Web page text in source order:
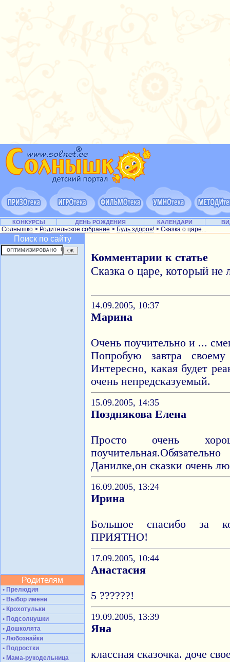
КОНКУРСЫ ДЕНЬ РОЖДЕНИЯ КАЛЕНДАРИ
Солнышко > Родительское собрание > Будь здоров! > Сказка о царе...
Поиск по сайту
Родителям
• Прелюдия
• Выбор имени
• Крохотульки
• Подсолнушки
• Дошколята
• Любознайки
• Подростки
• Мама-рукодельница
Комментарии к статье
Сказка о царе, который не
14.09.2005, 10:37
Марина
Очень поучительно и ...
Попробую завтра
Интересно, какая будет
очень непредсказуемый.
15.09.2005, 14:35
Позднякова Елена
Просто очень
Данилке,он сказки очень
16.09.2005, 13:24
Ирина
Большое спасибо за
ПРИЯТНО!
17.09.2005, 10:44
Анастасия
5 ??????!
19.09.2005, 13:39
Яна
классная сказочка. доче